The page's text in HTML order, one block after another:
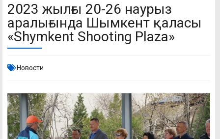
2023 жылғы 20-26 наурыз
аралығында Шымкент қаласы
«Shymkent Shooting Plaza»
Новости